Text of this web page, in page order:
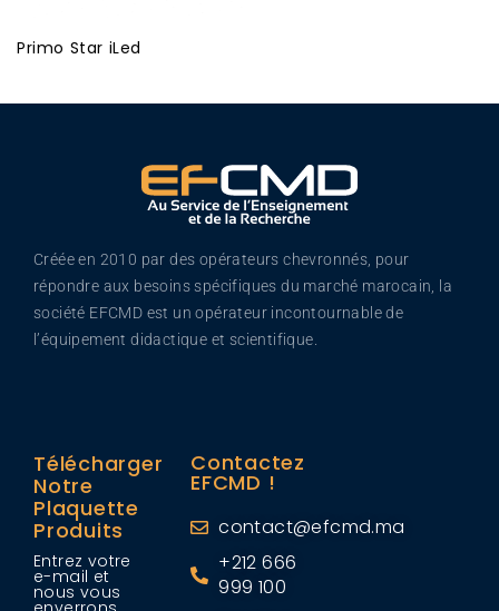
Primo Star iLed
Créée en 2010 par des opérateurs chevronnés, pour
répondre aux besoins spécifiques du marché marocain, la
société EFCMD est un opérateur incontournable de
l’équipement didactique et scientifique.
Télécharger
Notre
Plaquette
Produits
Entrez votre
e-mail et
nous vous
Contactez
EFCMD !
contact@efcmd.ma
+212 666
999 100